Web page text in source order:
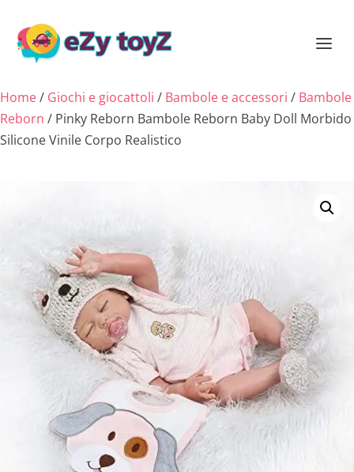
Home/ Giochi e giocattoli / Bambole e accessori / Bambole
Reborn / Pinky Reborn Bambole Reborn Baby Doll Morbido
Silicone Vinile Corpo Realistico